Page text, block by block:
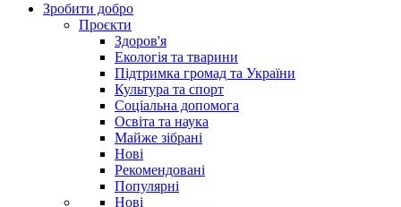
Зробити добро
Проєкти
Здоров'я
Екологія та тварини
Підтримка громад та України
Культура та спорт
Соціальна допомога
Освіта та наука
Майже зібрані
Нові
Рекомендовані
Популярні
Нові